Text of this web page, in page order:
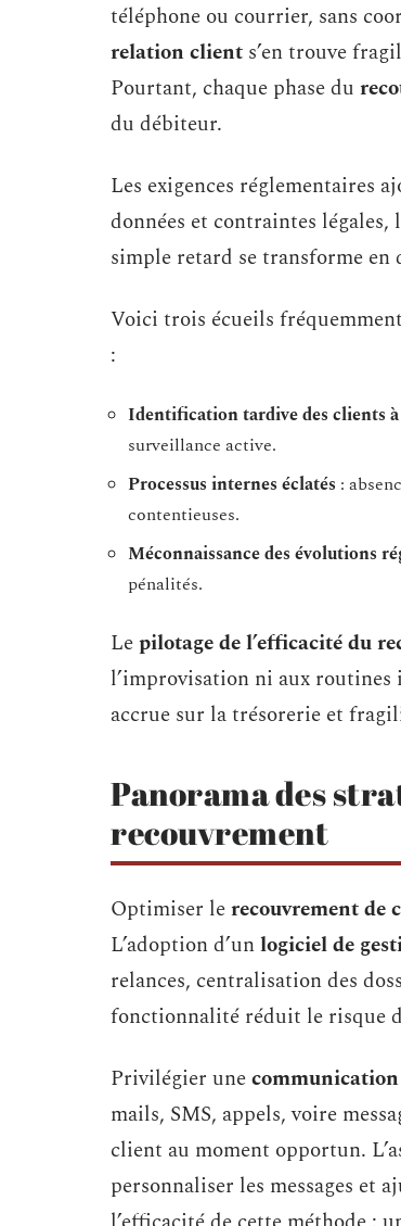
téléphone ou courrier, sans
relation client s’en trouve
Pourtant, chaque phase du
du débiteur.
Les exigences réglementaires
données et contraintes
simple retard se transforme
Voici trois écueils
:
Identification tardive des clients
surveillance active.
Processus internes éclatés :
contentieuses.
Méconnaissance des évolutions
pénalités.
Lepilotage de l’efficacité du
l’improvisation ni aux
accrue sur la trésorerie et
Panorama des
recouvrement
Optimiser lerecouvrement de
L’adoption d’unlogiciel de
relances, centralisation des
fonctionnalité réduit le risque
Privilégier une
mails, SMS, appels, voire
client au moment opportun.
personnaliser les messages et